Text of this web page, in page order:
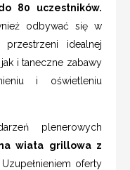
80 uczestników.
odbywać się w
idealnej
i taneczne zabawy
i oświetleniu
plenerowych
wiata grillowa z
Uzupełnieniem oferty